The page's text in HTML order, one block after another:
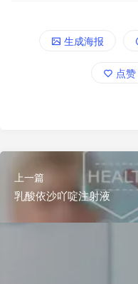
生成海报
点赞
上一篇
乳酸依沙吖啶注射液